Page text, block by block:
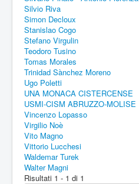
Silvio Riva
Simon Decloux
Stanislao Cogo
Stefano Virgulin
Teodoro Tusino
Tomas Morales
Trinidad Sànchez Moreno
Ugo Poletti
UNA MONACA CISTERCENSE
USMI-CISM ABRUZZO-MOLISE
Vincenzo Lopasso
Virgilio Noè
Vito Magno
Vittorio Lucchesi
Waldemar Turek
Walter Magni
Risultati 1 - 1 di 1